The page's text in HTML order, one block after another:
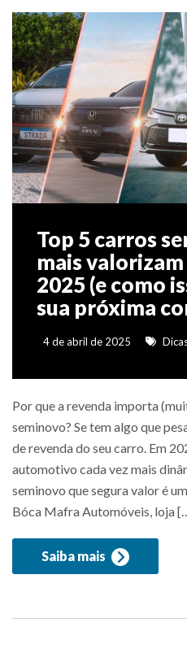
Top 5 carros
mais
2025 (e como
sua próxima
4 de abril de 2025
Por que a revenda importa
seminovo? Se tem algo que
de revenda do seu carro. Em
automotivo cada vez mais
seminovo que segura valor é
Bóca Mafra Automóveis, loja
Saiba mais